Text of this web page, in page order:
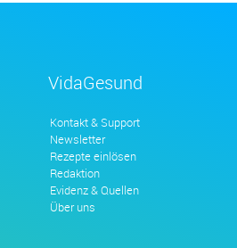
VidaGesund
Kontakt & Support
Newsletter
Rezepte einlösen
Redaktion
Evidenz & Quellen
Über uns